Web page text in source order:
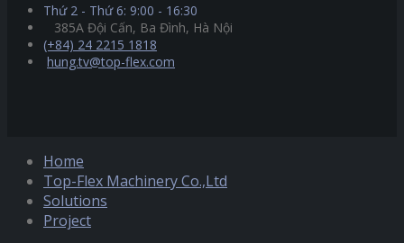
Thứ 2 - Thứ 6: 9:00 - 16:30
385A Đội Cấn, Ba Đình, Hà Nội
(+84) 24 2215 1818
hung.tv@top-flex.com
Home
Top-Flex Machinery Co.,Ltd
Solutions
Project